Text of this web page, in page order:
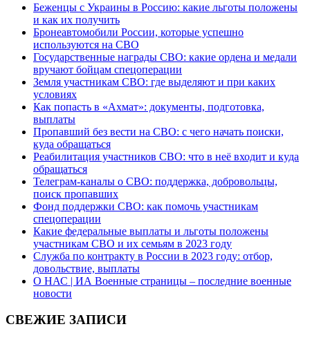
Беженцы с Украины в Россию: какие льготы положены
и как их получить
Бронеавтомобили России, которые успешно
используются на СВО
Государственные награды СВО: какие ордена и медали
вручают бойцам спецоперации
Земля участникам СВО: где выделяют и при каких
условиях
Как попасть в «Ахмат»: документы, подготовка,
выплаты
Пропавший без вести на СВО: с чего начать поиски,
куда обращаться
Реабилитация участников СВО: что в неё входит и куда
обращаться
Телеграм-каналы о СВО: поддержка, добровольцы,
поиск пропавших
Фонд поддержки СВО: как помочь участникам
спецоперации
Какие федеральные выплаты и льготы положены
участникам СВО и их семьям в 2023 году
Служба по контракту в России в 2023 году: отбор,
довольствие, выплаты
О НАС | ИА Военные страницы – последние военные
новости
СВЕЖИЕ ЗАПИСИ